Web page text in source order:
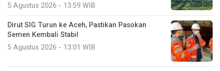
5 Agustus 2026 - 13:59 WIB
Dirut SIG Turun ke Aceh, Pastikan Pasokan
Semen Kembali Stabil
5 Agustus 2026 - 13:01 WIB